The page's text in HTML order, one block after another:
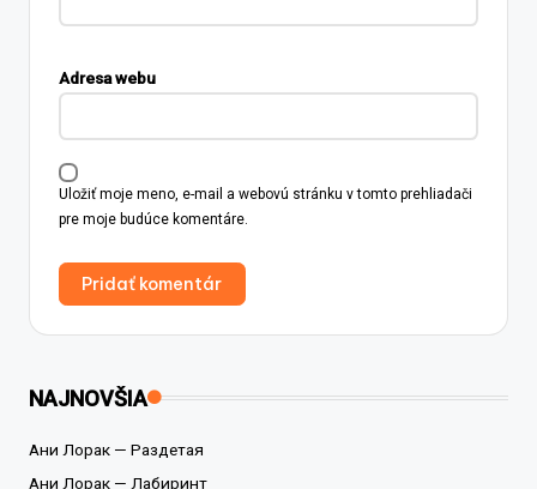
Adresa webu
Uložiť moje meno, e-mail a webovú stránku v tomto prehliadači
pre moje budúce komentáre.
NAJNOVŠIA
Ани Лорак — Раздетая
Ани Лорак — Лабиринт